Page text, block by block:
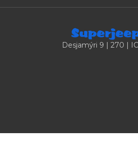
Desjamýri 9 | 270 |